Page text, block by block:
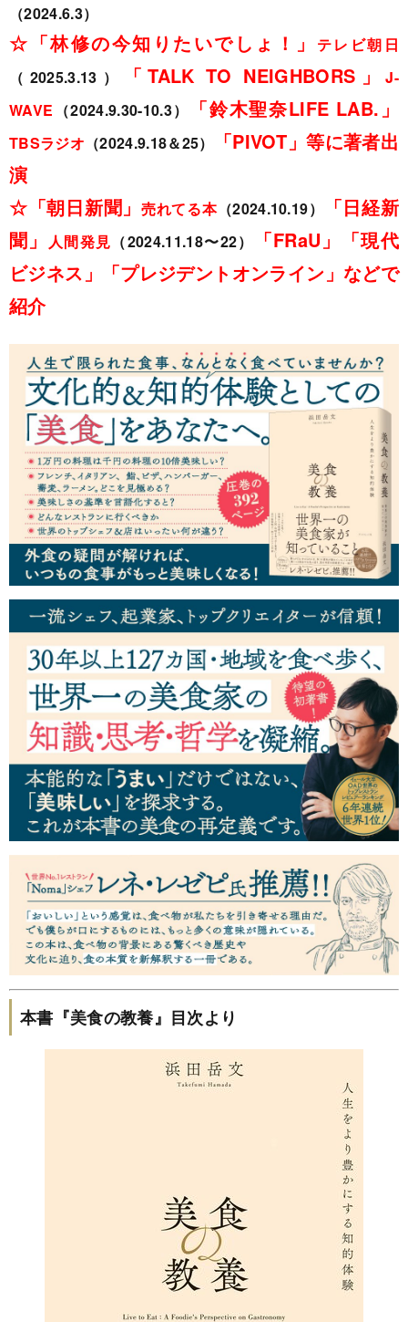
（2024.6.3）
☆「林修の今知りたいでしょ！」
テレビ朝日
（2025.3.13）
「TALK TO NEIGHBORS」J-
WAVE （2024.9.30-10.3） 「鈴木聖奈LIFE LAB.」
TBSラジオ （2024.9.18＆25）
「PIVOT」等に著者出
演
☆「朝日新聞」 売れてる本（2024.10.19）
「日経新
聞」
人間発見 （2024.11.18〜22）
「FRaU」「現代
ビジネス」「プレジデントオンライン」などで
紹介
本書『美食の教養』目次より